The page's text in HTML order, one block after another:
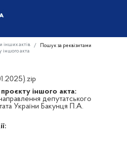
інших актів
Пошук за реквізитами
іншого акта
іншого акта:
депутатського
України Бакунця П.А.